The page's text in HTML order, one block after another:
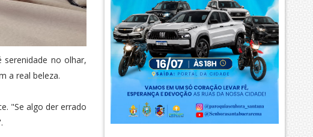
no olhar,
a real beleza.
"Se algo der errado